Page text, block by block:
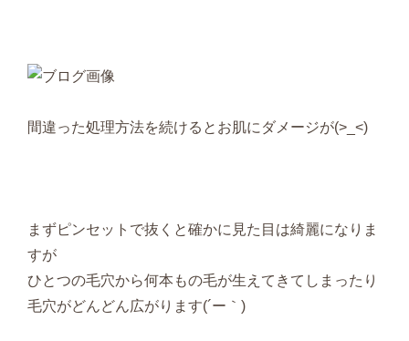
間違った処理方法を続けるとお肌にダメージが(>_<)
まずピンセットで抜くと確かに見た目は綺麗になりま
すが
ひとつの毛穴から何本もの毛が生えてきてしまったり
毛穴がどんどん広がります(´ー｀)